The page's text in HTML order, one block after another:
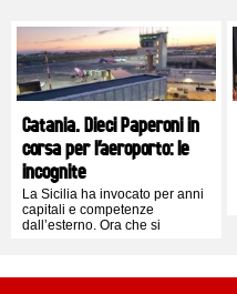
Catania. Dieci Paperoni in
corsa per l’aeroporto: le
incognite
La Sicilia ha invocato per anni
capitali e competenze
dall’esterno. Ora che si